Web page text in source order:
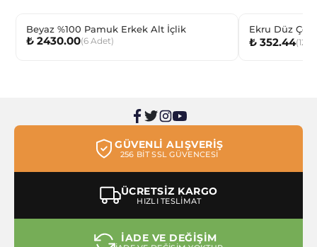
Beyaz %100 Pamuk Erkek Alt İçlik
₺ 2430.00(6 Adet)
Ekru Düz
₺ 352.44(12
GÜVENLİ ALIŞVERİŞ
256 BİT SSL GÜVENCESİ
ÜCRETSİZ KARGO
HIZLI TESLİMAT
İADE VE DEĞİŞİM